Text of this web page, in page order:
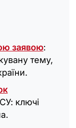
заявою:
тему,
ключі